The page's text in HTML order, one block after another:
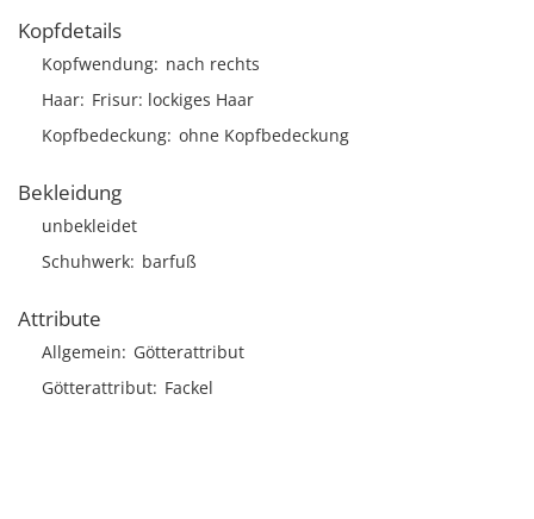
Kopfdetails
Kopfwendung nach rechts
Haar Frisur lockiges Haar
Kopfbedeckung ohne Kopfbedeckung
Bekleidung
unbekleidet
Schuhwerk barfuß
Attribute
Allgemein
Götterattribut
Götterattribut Fackel